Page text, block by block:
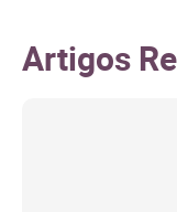
Artigos